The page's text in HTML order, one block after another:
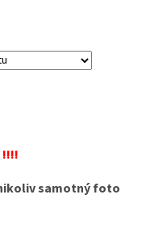
!!!!
samotný foto